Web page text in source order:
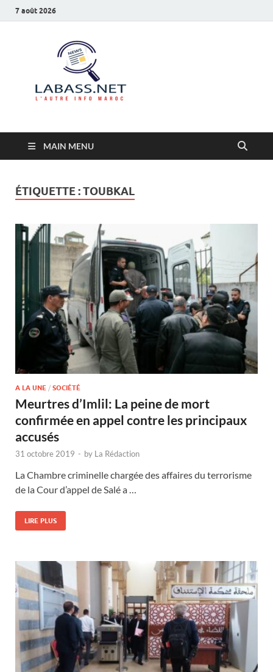
7 août 2026
MAIN MENU
ÉTIQUETTE :TOUBKAL
A LA UNE / SOCIÉTÉ
Meurtres d’Imlil: La peine de mort
confirmée en appel contre les principaux
accusés
31 octobre 2019 - by La Rédaction
La Chambre criminelle chargée des affaires du terrorisme
de la Cour d’appel de Salé a …
LIRE PLUS